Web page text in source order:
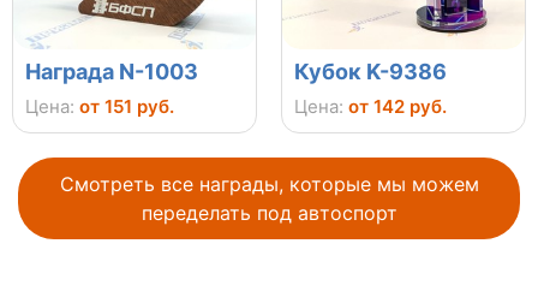
Награда N-1003
Цена: от 151 руб.
Кубок K-9386
Цена: от 142 руб.
Смотреть все награды, которые мы можем
переделать под автоспорт